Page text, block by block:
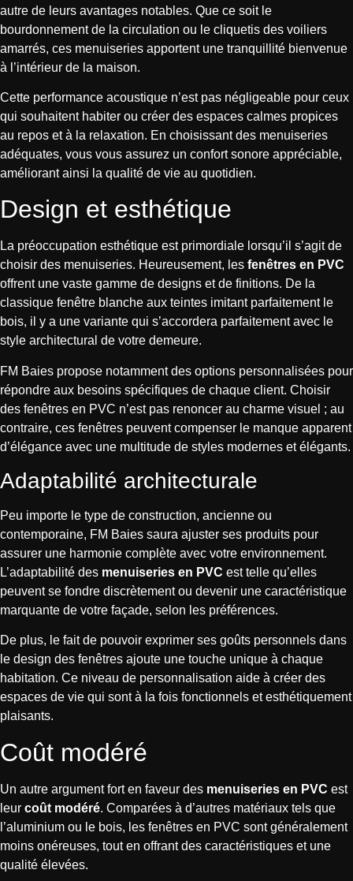
autre de leurs avantages notables. Que ce soit le
bourdonnement de la circulation ou le cliquetis des voiliers
amarrés, ces menuiseries apportent une tranquillité bienvenue
à l’intérieur de la maison.
Cette performance acoustique n’est pas négligeable pour ceux
qui souhaitent habiter ou créer des espaces calmes propices
au repos et à la relaxation. En choisissant des menuiseries
adéquates, vous vous assurez un confort sonore appréciable,
améliorant ainsi la qualité de vie au quotidien.
Design et esthétique
La préoccupation esthétique est primordiale lorsqu’il s’agit de
choisir des menuiseries. Heureusement, les fenêtres en PVC
offrent une vaste gamme de designs et de finitions. De la
classique fenêtre blanche aux teintes imitant parfaitement le
bois, il y a une variante qui s’accordera parfaitement avec le
style architectural de votre demeure.
FM Baies propose notamment des options personnalisées pour
répondre aux besoins spécifiques de chaque client. Choisir
des fenêtres en PVC n’est pas renoncer au charme visuel ; au
contraire, ces fenêtres peuvent compenser le manque apparent
d’élégance avec une multitude de styles modernes et élégants.
Adaptabilité architecturale
Peu importe le type de construction, ancienne ou
contemporaine, FM Baies saura ajuster ses produits pour
assurer une harmonie complète avec votre environnement.
L’adaptabilité des menuiseries en PVC est telle qu’elles
peuvent se fondre discrètement ou devenir une caractéristique
marquante de votre façade, selon les préférences.
De plus, le fait de pouvoir exprimer ses goûts personnels dans
le design des fenêtres ajoute une touche unique à chaque
habitation. Ce niveau de personnalisation aide à créer des
espaces de vie qui sont à la fois fonctionnels et esthétiquement
plaisants.
Coût modéré
Un autre argument fort en faveur des menuiseries en PVC est
leur coût modéré. Comparées à d’autres matériaux tels que
l’aluminium ou le bois, les fenêtres en PVC sont généralement
moins onéreuses, tout en offrant des caractéristiques et une
qualité élevées.